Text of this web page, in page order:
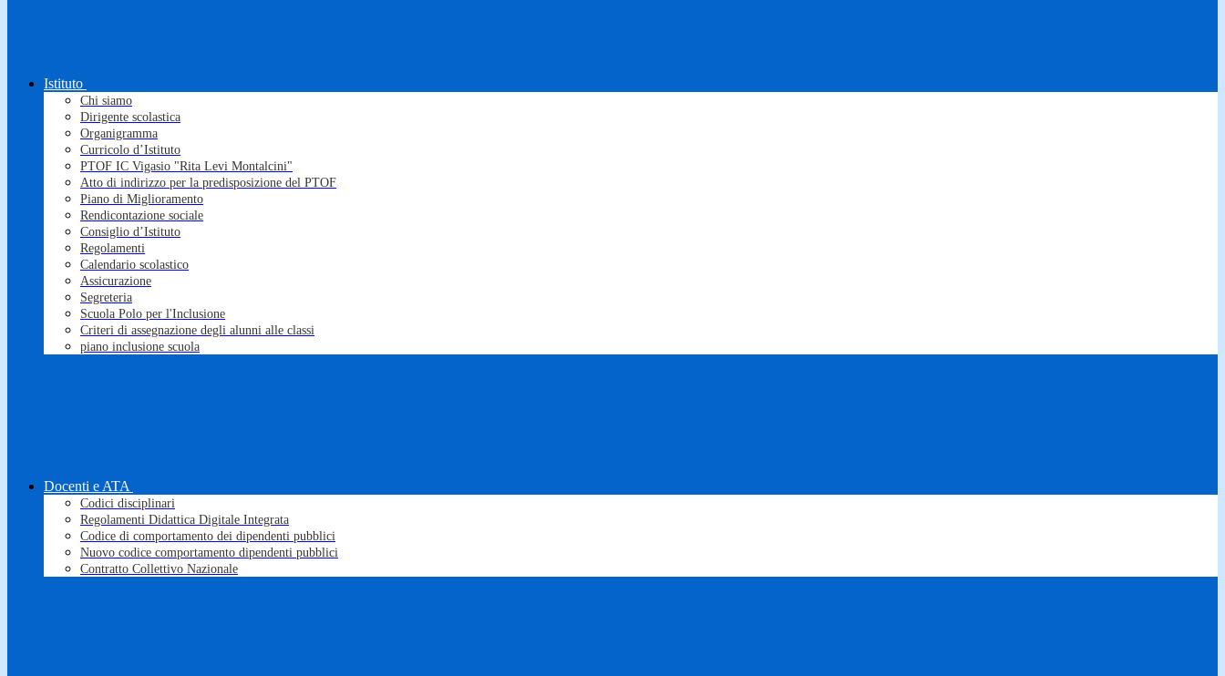
Istituto
Chi siamo
Dirigente scolastica
Organigramma
Curricolo d’Istituto
PTOF IC Vigasio "Rita Levi Montalcini"
Atto di indirizzo per la predisposizione del PTOF
Piano di Miglioramento
Rendicontazione sociale
Consiglio d’Istituto
Regolamenti
Calendario scolastico
Assicurazione
Segreteria
Scuola Polo per l'Inclusione
Criteri di assegnazione degli alunni alle classi
piano inclusione scuola
Docenti e ATA
Codici disciplinari
Regolamenti Didattica Digitale Integrata
Codice di comportamento dei dipendenti pubblici
Nuovo codice comportamento dipendenti pubblici
Contratto Collettivo Nazionale